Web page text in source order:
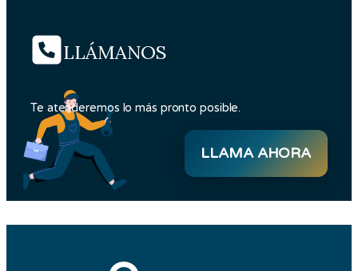
LLÁMANOS
Te atenderemos lo más pronto posible.
LLAMA AHORA